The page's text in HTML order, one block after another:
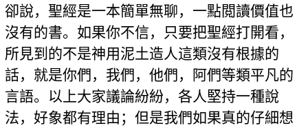
卻說，聖經是一本簡單無聊，一點閲讀價值也
沒有的書。如果你不信，只要把聖經打開看，
所見到的不是神用泥土造人這類沒有根據的
話，就是你們，我們，他們，阿們等類平凡的
言語。以上大家議論紛紛，各人堅持一種說
法，好象都有理由；但是我們如果真的仔細想